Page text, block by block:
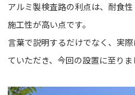
アルミ製検査路の利点は、耐食
施工性が高い点です。
言葉で説明するだけでなく、実
ていただき、今回の設置に至りま